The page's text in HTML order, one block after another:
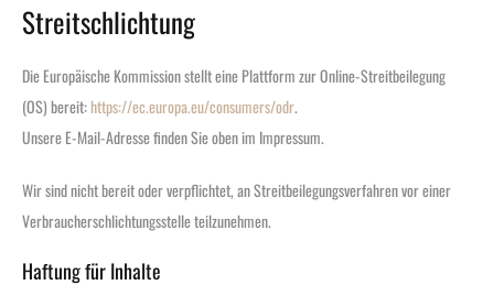
Streitschlichtung
Die Europäische Kommission stellt eine Plattform zur Online-Streitbeilegung
(OS) bereit:https://ec.europa.eu/consumers/odr.
Unsere E-Mail-Adresse finden Sie oben im Impressum.
Wir sind nicht bereit oder verpflichtet, an Streitbeilegungsverfahren vor einer
Verbraucherschlichtungsstelle teilzunehmen.
Haftung für Inhalte